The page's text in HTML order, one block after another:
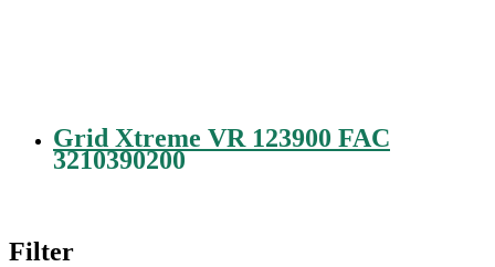
Grid Xtreme VR 123900 FAC
3210390200
Filter